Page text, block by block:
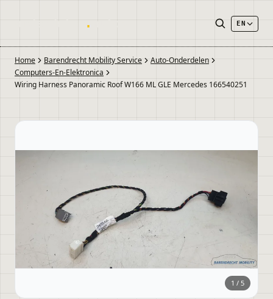
onderdelen . autos EN
Home Barendrecht Mobility Service
Auto-Onderdelen
Computers-En-Elektronica
Wiring Harness Panoramic Roof W166 ML GLE Mercedes 166540251
1 / 5